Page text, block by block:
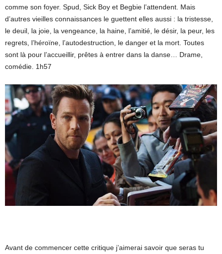
comme son foyer. Spud, Sick Boy et Begbie l’attendent. Mais
d’autres vieilles connaissances le guettent elles aussi : la tristesse,
le deuil, la joie, la vengeance, la haine, l’amitié, le désir, la peur, les
regrets, l’héroïne, l’autodestruction, le danger et la mort. Toutes
sont là pour l’accueillir, prêtes à entrer dans la danse… Drame,
comédie. 1h57
Avant de commencer cette critique j’aimerai savoir que seras tu